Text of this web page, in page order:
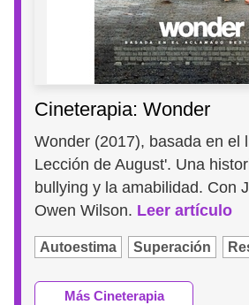
Cineterapia: Wonder
Wonder (2017), basada en el
Lección de August'. Una
bullying y la amabilidad. Con
Owen Wilson. Leer artículo
Autoestima Superación
Más Cineterapia